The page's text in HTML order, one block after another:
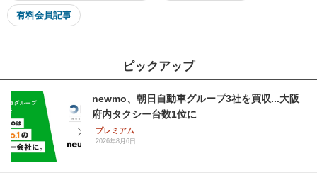
有料会員記事
ピックアップ
newmo、朝日自動車グループ3社を買収...大阪
府内タクシー台数1位に
プレミアム
2026年8月6日